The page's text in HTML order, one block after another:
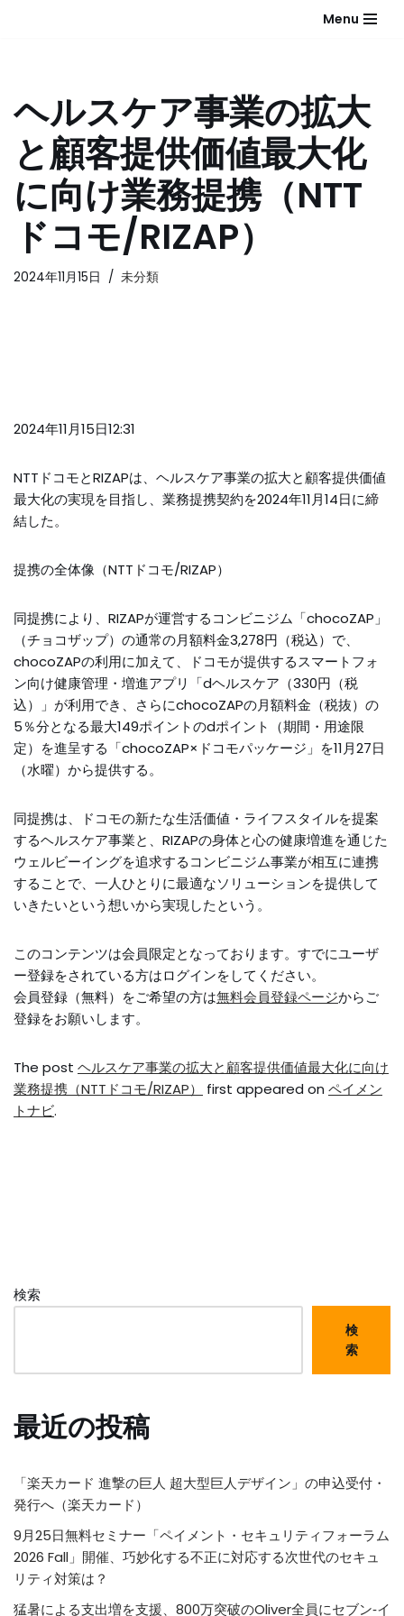
ン
へ
ス
キ
ッ
Menu
ヘルスケア事業の拡大
と顧客提供価値最大化
に向け業務提携（NTT
ドコモ/RIZAP）
2024年11月15日 未分類
2024年11月15日12:31
NTTドコモとRIZAPは、ヘルスケア事業の拡大と顧客提供価値
最大化の実現を目指し、業務提携契約を2024年11月14日に締
結した。
提携の全体像（NTTドコモ/RIZAP）
同提携により、RIZAPが運営するコンビニジム「chocoZAP」
（チョコザップ）の通常の月額料金3,278円（税込）で、
chocoZAPの利用に加えて、ドコモが提供するスマートフォ
ン向け健康管理・増進アプリ「dヘルスケア（330円（税
込）」が利用でき、さらにchocoZAPの月額料金（税抜）の
5％分となる最大149ポイントのdポイント（期間・用途限
定）を進呈する「chocoZAP×ドコモパッケージ」を11月27日
（水曜）から提供する。
同提携は、ドコモの新たな生活価値・ライフスタイルを提案
するヘルスケア事業と、RIZAPの身体と心の健康増進を通じた
ウェルビーイングを追求するコンビニジム事業が相互に連携
することで、一人ひとりに最適なソリューションを提供して
いきたいという想いから実現したという。
このコンテンツは会員限定となっております。すでにユーザ
ー登録をされている方はログインをしてください。
会員登録（無料）をご希望の方は無料会員登録ページからご
登録をお願いします。
The post ヘルスケア事業の拡大と顧客提供価値最大化に向け
業務提携（NTTドコモ/RIZAP）
first appeared on ペイメン
トナビ.
検索
検
索
最近の投稿
「楽天カード 進撃の巨人 超大型巨人デザイン」の申込受付・
発行へ（楽天カード）
9月25日無料セミナー「ペイメント・セキュリティフォーラム
2026 Fall」開催、巧妙化する不正に対応する次世代のセキュ
リティ対策は？
猛暑による支出増を支援、800万突破のOliver全員にセブン‐イ